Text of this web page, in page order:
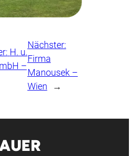
H. u.
–
Nächster:
Firma
Manousek –
Wien
→